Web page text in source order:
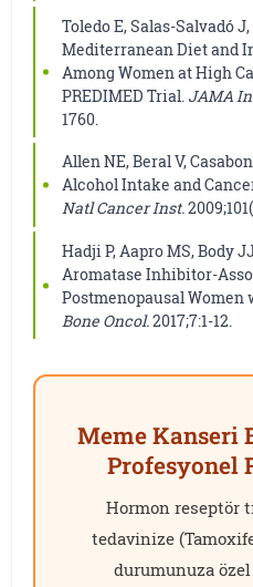
Toledo E, Salas-Salvadó
Mediterranean Diet and
Among Women at High
PREDIMED Trial. JAMA
1760.
Allen NE, Beral V,
Alcohol Intake and
Natl Cancer Inst.
Hadji P, Aapro MS, Body
Aromatase Inhibitor-
Postmenopausal Women
Bone Oncol.2017;7:1-12.
Meme Kanseri
Profesyonel
Hormon reseptör
tedavinize
durumunuza